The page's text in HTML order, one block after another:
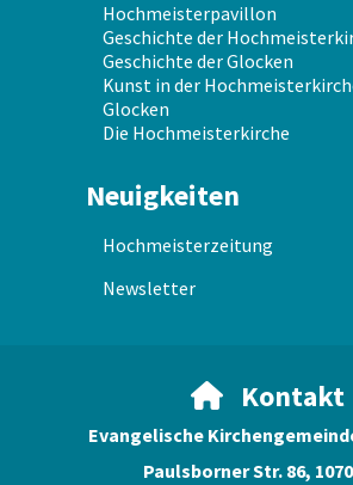
Hochmeisterpavillon
Geschichte der
Geschichte der Glocken
Kunst in der
Glocken
Die Hochmeisterkirche
Neuigkeiten
Hochmeisterzeitung
Newsletter
Kontakt
Evangelische
Paulsborner Str. 86,